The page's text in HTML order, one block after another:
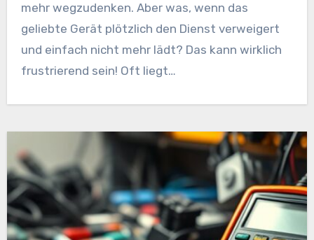
mehr wegzudenken. Aber was, wenn das
geliebte Gerät plötzlich den Dienst verweigert
und einfach nicht mehr lädt? Das kann wirklich
frustrierend sein! Oft liegt…